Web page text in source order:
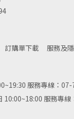
訂購單下載 服務及
服務專線：
服務專